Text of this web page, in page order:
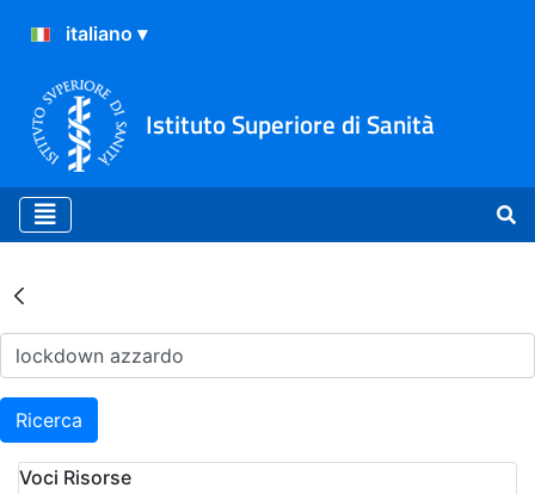
Istituto Superiore di Sanità
Risultati della Ricerca -
Ricerca
Voci Risorse